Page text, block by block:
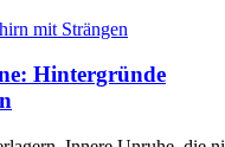
Hintergründe